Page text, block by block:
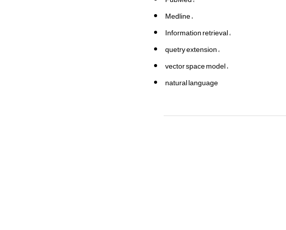
Medline
Information retrieval
quetry extension
vector space model
natural language